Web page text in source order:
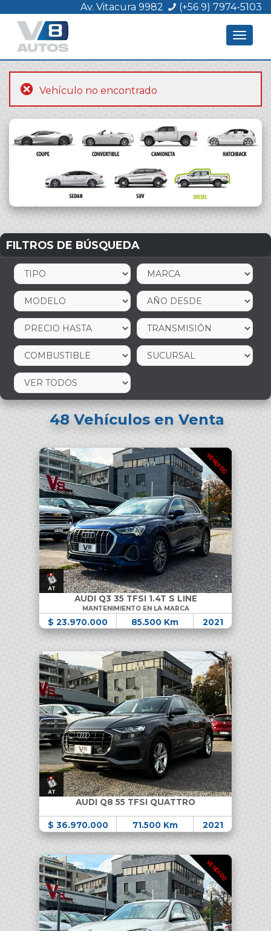
Av. Vitacura 9982 (+56 9) 7974-5103
Toggle
Vehículo no encontrado
FILTROS DE BÚSQUEDA
48Vehículos en Venta
VENDIDO
AUDI Q3 35 TFSI 1.4T S LINE
MANTENIMIENTO EN LA MARCA
$ 23.970.000 85.500 Km 2021
AUDI Q8 55 TFSI QUATTRO
$ 36.970.000 71.500 Km 2021
VENDIDO